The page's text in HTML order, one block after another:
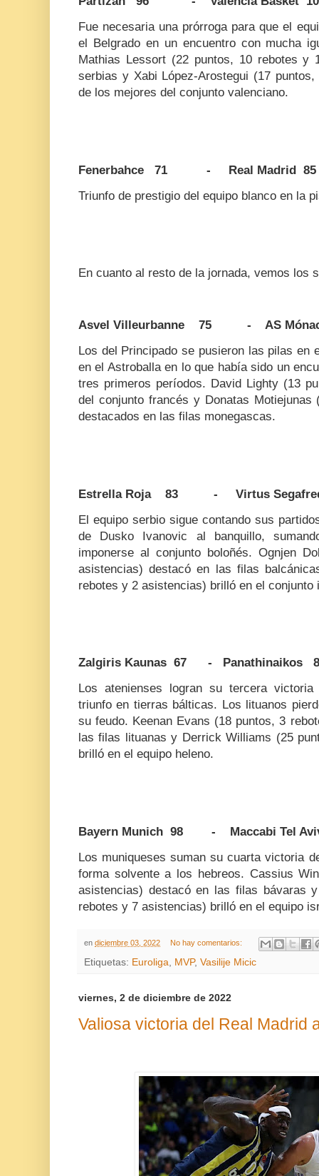
Fue necesaria una prórroga para que el
el Belgrado en un encuentro con mucha
Mathias Lessort (22 puntos, 10 rebotes
serbias y Xabi López-Arostegui (17
de los mejores del conjunto valenciano.
Fenerbahce 71 - Real Madrid 85
Triunfo de prestigio del equipo blanco en la
En cuanto al resto de la jornada, vemos los
Asvel Villeurbanne 75 - AS
Los del Principado se pusieron las pilas en
en el Astroballa en lo que había sido un
tres primeros períodos. David Lighty (13
del conjunto francés y Donatas
destacados en las filas monegascas.
Estrella Roja 83 - Virtus
El equipo serbio sigue contando sus
de Dusko Ivanovic al banquillo,
imponerse al conjunto boloñés. Ognjen
asistencias) destacó en las filas
rebotes y 2 asistencias) brilló en el conjunto
Zalgiris Kaunas 67 - Panathinaikos
Los atenienses logran su tercera
triunfo en tierras bálticas. Los lituanos
su feudo. Keenan Evans (18 puntos, 3
las filas lituanas y Derrick Williams (25
brilló en el equipo heleno.
Bayern Munich 98 - Maccabi Tel
Los muniqueses suman su cuarta victoria
forma solvente a los hebreos. Cassius
asistencias) destacó en las filas bávaras
rebotes y 7 asistencias) brilló en el equipo
en diciembre 03, 2022 No hay comentarios:
Etiquetas: Euroliga MVP, Vasilije Micic
viernes, 2 de diciembre de 2022
Valiosa victoria del Real Madrid